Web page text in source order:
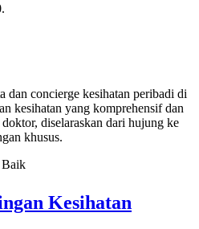
.
dan concierge kesihatan peribadi di
kesihatan yang komprehensif dan
diselaraskan dari hujung ke
khusus.
Baik
Kesihatan